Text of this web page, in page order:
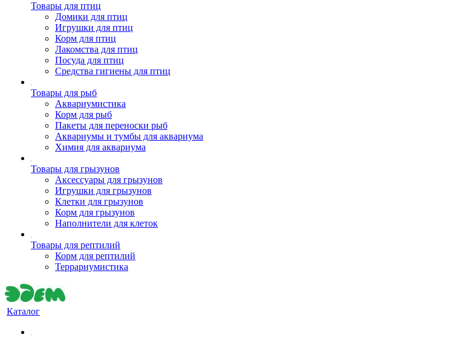
Товары для птиц
Домики для птиц
Игрушки для птиц
Корм для птиц
Лакомства для птиц
Посуда для птиц
Средства гигиены для птиц
Товары для рыб
Аквариумистика
Корм для рыб
Пакеты для переноски рыб
Аквариумы и тумбы для аквариума
Химия для аквариума
Товары для грызунов
Аксессуары для грызунов
Игрушки для грызунов
Клетки для грызунов
Корм для грызунов
Наполнители для клеток
Товары для рептилий
Корм для рептилий
Террариумистика
Каталог